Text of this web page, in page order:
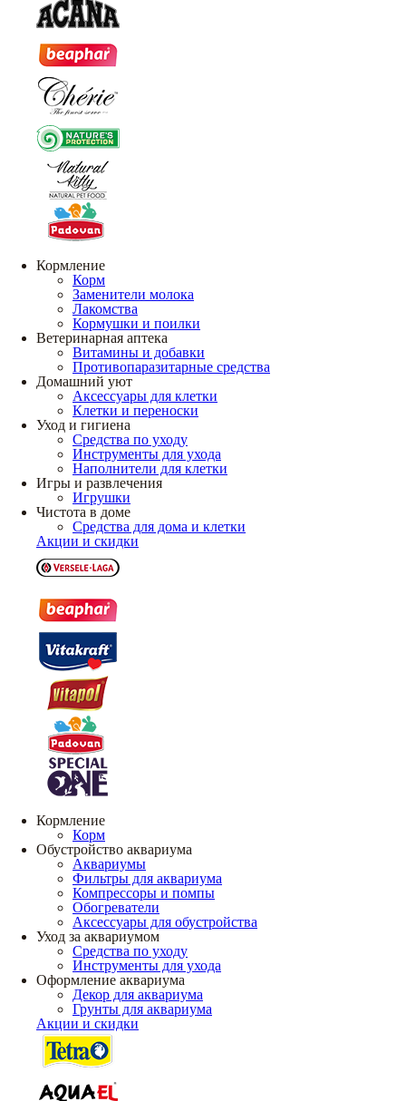
Кормление
Корм
Заменители молока
Лакомства
Кормушки и поилки
Ветеринарная аптека
Витамины и добавки
Противопаразитарные средства
Домашний уют
Аксессуары для клетки
Клетки и переноски
Уход и гигиена
Средства по уходу
Инструменты для ухода
Наполнители для клетки
Игры и развлечения
Игрушки
Чистота в доме
Средства для дома и клетки
Акции и скидки
Кормление
Корм
Обустройство аквариума
Аквариумы
Фильтры для аквариума
Компрессоры и помпы
Обогреватели
Аксессуары для обустройства
Уход за аквариумом
Средства по уходу
Инструменты для ухода
Оформление аквариума
Декор для аквариума
Грунты для аквариума
Акции и скидки